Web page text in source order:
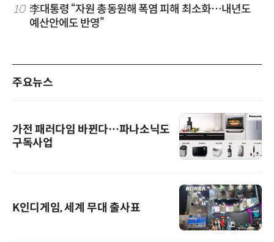
10 李대통령 “자원 총동원해 폭염 피해 최소화…내년도
예산안에도 반영”
주요뉴스
가전 패러다임 바뀐다…파나소닉도
구독사업
K인디게임, 세계 무대 출사표